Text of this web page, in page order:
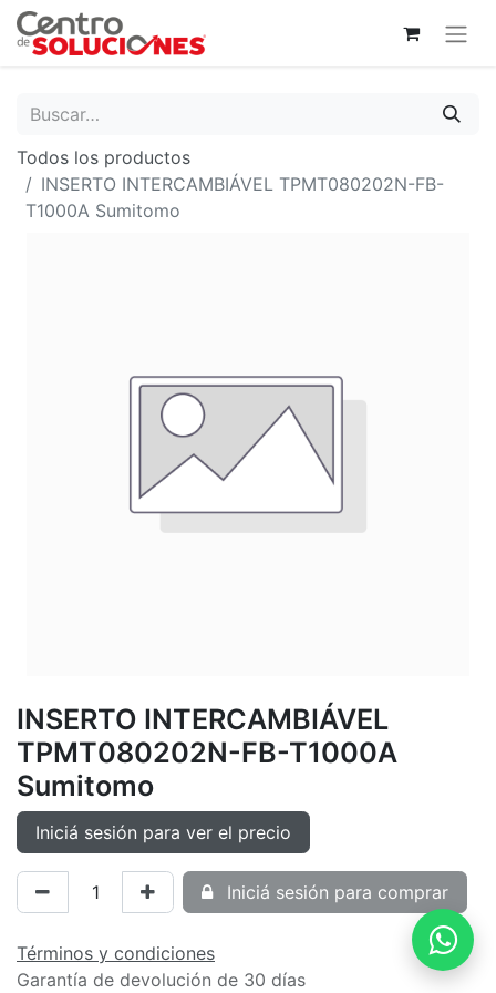
Todos los productos
INSERTO INTERCAMBIÁVEL TPMT080202N-FB-
T1000A Sumitomo
INSERTO INTERCAMBIÁVEL
TPMT080202N-FB-T1000A
Sumitomo
Iniciá sesión para ver el precio
Iniciá sesión para comprar
Términos y condiciones
Garantía de devolución de 30 días